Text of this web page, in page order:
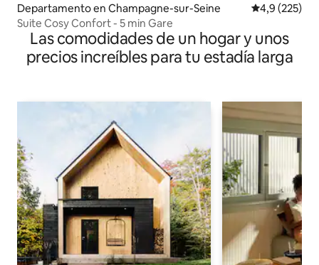
Departamento en Champagne-sur-Seine Calificación
4,9 (225)
Suite Cosy Confort - 5 min Gare
Las comodidades de un hogar y unos
precios increíbles para tu estadía larga